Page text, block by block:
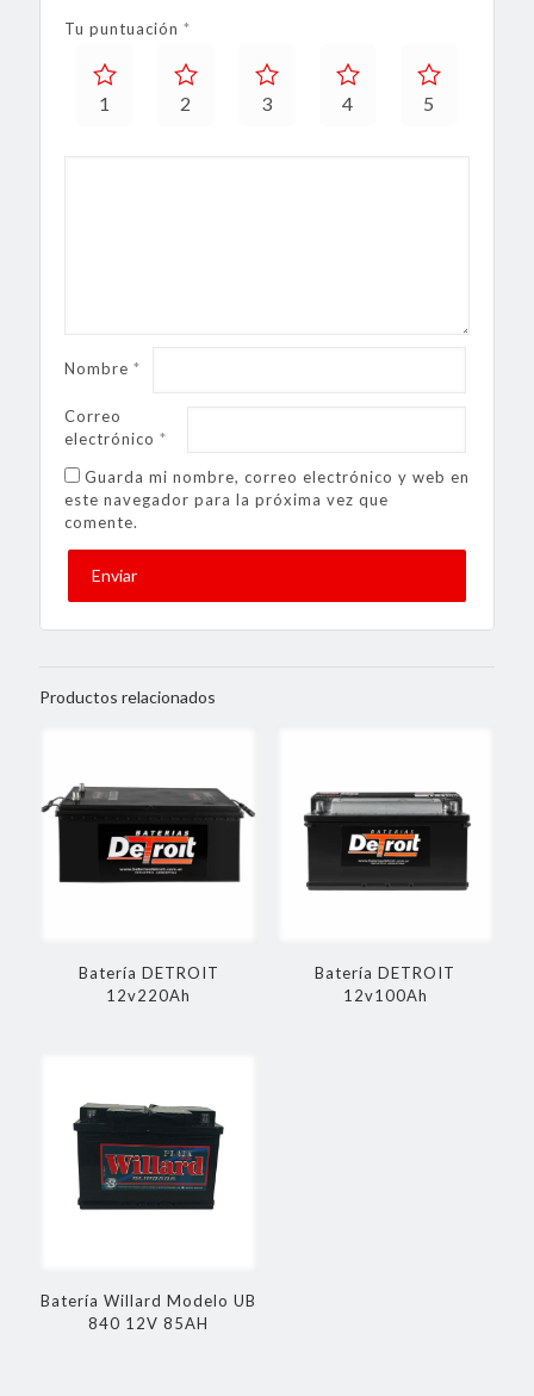
Tu puntuación *
1 2 3 4 5
Nombre *
Correo
electrónico *
Guarda mi nombre, correo electrónico y web en
este navegador para la próxima vez que
comente.
Productos relacionados
Batería DETROIT
12v220Ah
Batería DETROIT
12v100Ah
Batería Willard Modelo UB
840 12V 85AH